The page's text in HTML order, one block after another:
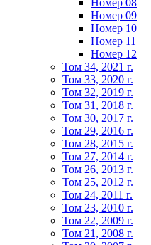
Номер 08
Номер 09
Номер 10
Номер 11
Номер 12
Том 34, 2021 г.
Том 33, 2020 г.
Том 32, 2019 г.
Том 31, 2018 г.
Том 30, 2017 г.
Том 29, 2016 г.
Том 28, 2015 г.
Том 27, 2014 г.
Том 26, 2013 г.
Том 25, 2012 г.
Том 24, 2011 г.
Том 23, 2010 г.
Том 22, 2009 г.
Том 21, 2008 г.